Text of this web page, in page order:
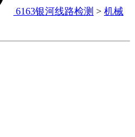
6163银河线路检测 > 机械